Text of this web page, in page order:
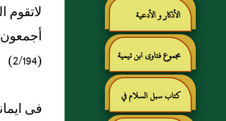
الأذكار و الأدعية
مجموع فتاوى ابن تيمية
كتاب سبل السلام في
(2/194)